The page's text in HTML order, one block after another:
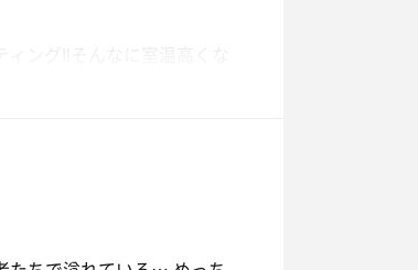
す。改めてサ室を見渡すw
通常の熱さも程よい感じで
トになってる✨サ室→水風
なぁー。さらに『生姜おで
コレ最高でしたー✨90分コ
ング‼️そんなに室温高くな
てあったので、興味津々で
ぁ美味しい‼️出汁汁いい
んかなぁ💦…間違ってた